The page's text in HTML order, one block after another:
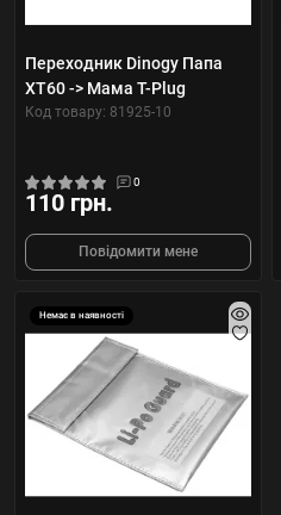
Переходник Dinogy Папа
XT60 -> Мама T-Plug
Код товару: 81925-10
0
110 грн.
Повідомити мене
Немає в наявності